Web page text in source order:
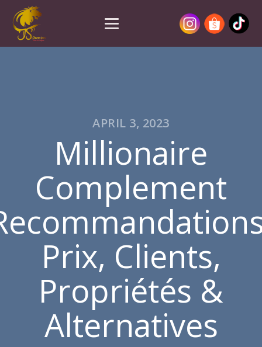
APRIL 3, 2023
Millionaire
Complement
Prix, Clients,
Propriétés &
Alternatives